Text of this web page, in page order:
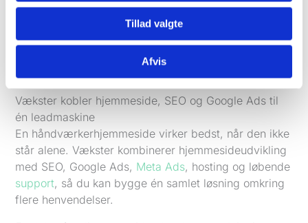
Tillad valgte
Afvis
at skabe en side, der virker. Billeder, beskrivelser af
dine vigtigste opgaver, geografisk fokus og
prioriterede ydelser er ikke småting. Det er det
materiale, der gør forskellen på en pæn hjemmeside
og en hjemmeside, der skaber leads.
Vækster kobler hjemmeside, SEO og Google Ads til
én leadmaskine
En håndværkerhjemmeside virker bedst, når den ikke
står alene. Vækster kombinerer hjemmesideudvikling
med SEO, Google Ads, Meta Ads, hosting og løbende
support, så du kan bygge én samlet løsning omkring
flere henvendelser.